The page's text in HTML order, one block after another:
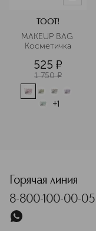
TOOT!
MAKEUP BAG
Косметичка
525 ¤
1 750 ¤
+1
Горячая линия
8-800-100-00-05